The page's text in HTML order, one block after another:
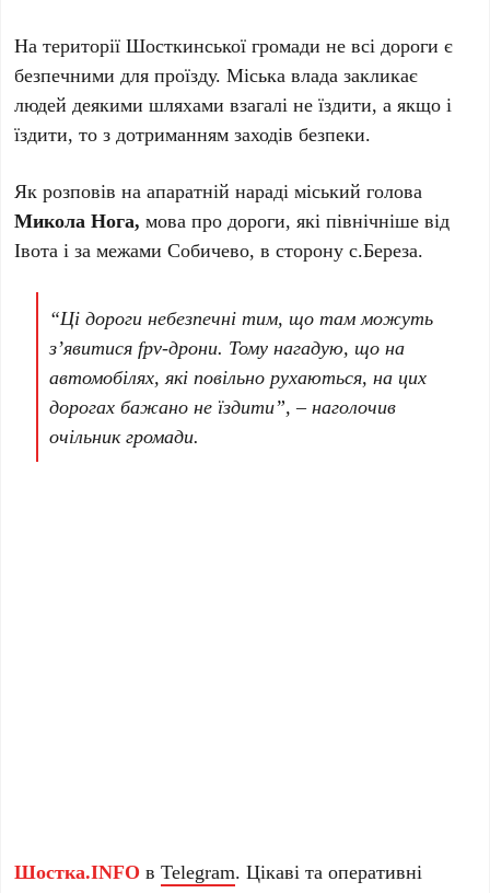
На території Шосткинської громади не всі дороги є
безпечними для проїзду. Міська влада закликає
людей деякими шляхами взагалі не їздити, а якщо і
їздити, то з дотриманням заходів безпеки.
Як розповів на апаратній нараді міський голова
Микола Нога,мова про дороги, які північніше від
Івота і за межами Собичево, в сторону с.Береза.
“Ці дороги небезпечні тим, що там можуть
з’явитися fpv-дрони. Тому нагадую, що на
автомобілях, які повільно рухаються, на цих
дорогах бажано не їздити”, – наголочив
очільник громади.
Шостка.INFO вTelegram. Цікаві та оперативні